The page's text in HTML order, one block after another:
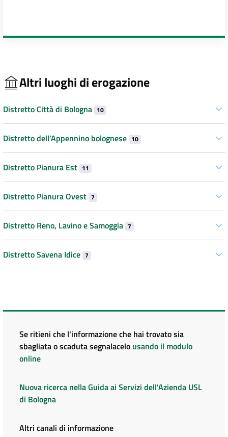
Altri luoghi di erogazione
Distretto Città di Bologna 10
Distretto dell’Appennino bolognese 10
Distretto Pianura Est 11
Distretto Pianura Ovest 7
Distretto Reno, Lavino e Samoggia 7
Distretto Savena Idice 7
Se ritieni che l'informazione che hai trovato sia
sbagliata o scaduta segnalacelo usando il modulo
online
Nuova ricerca nella Guida ai Servizi dell'Azienda USL
di Bologna
Altri canali di informazione